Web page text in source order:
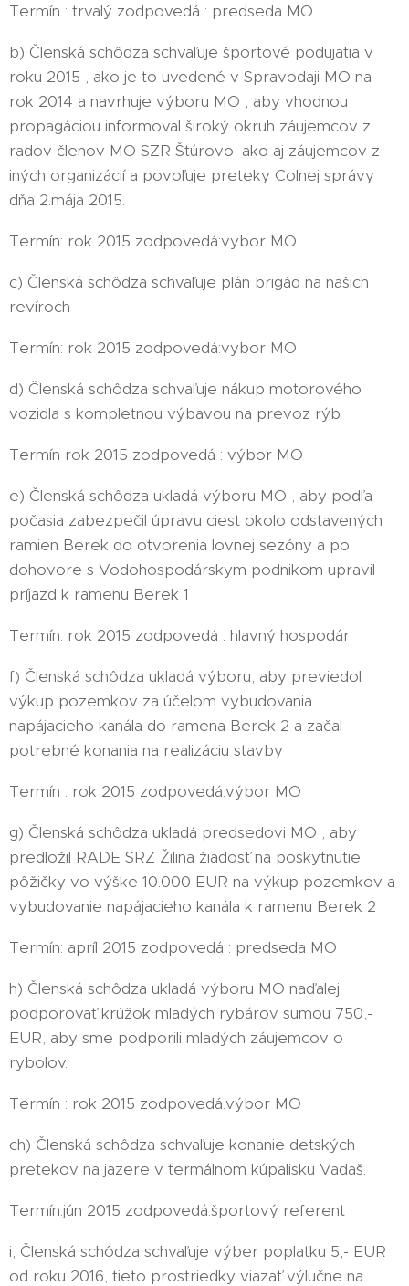
Termín : trvalý zodpovedá : predseda MO
b) Členská schôdza schvaľuje športové podujatia v
roku 2015 , ako je to uvedené v Spravodaji MO na
rok 2014 a navrhuje výboru MO , aby vhodnou
propagáciou informoval široký okruh záujemcov z
radov členov MO SZR Štúrovo, ako aj záujemcov z
iných organizácií a povoľuje preteky Colnej správy
dňa 2.mája 2015.
Termín: rok 2015 zodpovedá:vybor MO
c) Členská schôdza schvaľuje plán brigád na našich
revíroch
Termín: rok 2015 zodpovedá:vybor MO
d) Členská schôdza schvaľuje nákup motorového
vozidla s kompletnou výbavou na prevoz rýb
Termín rok 2015 zodpovedá : výbor MO
e) Členská schôdza ukladá výboru MO , aby podľa
počasia zabezpečil úpravu ciest okolo odstavených
ramien Berek do otvorenia lovnej sezóny a po
dohovore s Vodohospodárskym podnikom upravil
príjazd k ramenu Berek 1
Termín: rok 2015 zodpovedá : hlavný hospodár
f) Členská schôdza ukladá výboru, aby previedol
výkup pozemkov za účelom vybudovania
napájacieho kanála do ramena Berek 2 a začal
potrebné konania na realizáciu stavby
Termín : rok 2015 zodpovedá.výbor MO
g) Členská schôdza ukladá predsedovi MO , aby
predložil RADE SRZ Žilina žiadosť na poskytnutie
pôžičky vo výške 10.000 EUR na výkup pozemkov a
vybudovanie napájacieho kanála k ramenu Berek 2
Termín: apríl 2015 zodpovedá : predseda MO
h) Členská schôdza ukladá výboru MO naďalej
podporovať krúžok mladých rybárov sumou 750,-
EUR, aby sme podporili mladých záujemcov o
rybolov.
Termín : rok 2015 zodpovedá.výbor MO
ch) Členská schôdza schvaľuje konanie detských
pretekov na jazere v termálnom kúpalisku Vadaš.
Termín:jún 2015 zodpovedá:športový referent
i, Členská schôdza schvaľuje výber poplatku 5,- EUR
od roku 2016, tieto prostriedky viazať výlučne na